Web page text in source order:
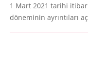
02
1 Mart 2021 tarihi
döneminin ayrıntıları